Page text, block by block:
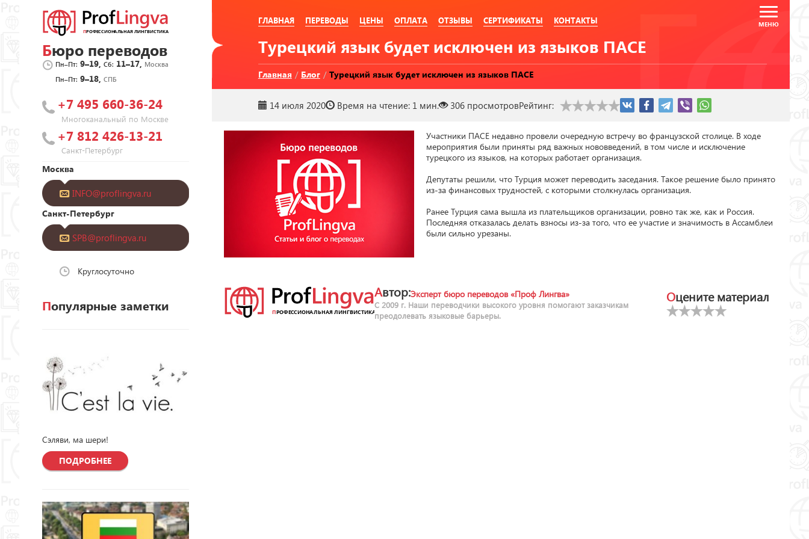
Бюро переводов
Пн–Пт: 9–19,Сб: 11–17, Москва
Пн–Пт: 9–18,СПБ
ГЛАВНАЯ ПЕРЕВОДЫ ЦЕНЫ ОПЛАТА ОТЗЫВЫ СЕРТИФИКАТЫ КОНТАКТЫ
Турецкий язык будет исключен из языков ПАСЕ
Главная / Блог / Турецкий язык будет исключен из языков ПАСЕ
+7 495 660-36-24
Многоканальный по Москве
+7 812 426-13-21
Санкт-Петербург
Москва
INFO@proflingva.ru
Санкт-Петербург
SPB@proflingva.ru
Круглосуточно
Популярные заметки
Сэляви, ма шери!
ПОДРОБНЕЕ
14 июля 2020 Время на чтение: 1 мин. 306 просмотровРейтинг:
Участники ПАСЕ недавно провели очередную встречу во французской столице. В ходе
мероприятия были приняты ряд важных нововведений, в том числе и исключение
турецкого из языков, на которых работает организация.
Депутаты решили, что Турция может переводить заседания. Такое решение было принято
из-за финансовых трудностей, с которыми столкнулась организация.
Ранее Турция сама вышла из плательщиков организации, ровно так же, как и Россия.
Последняя отказалась делать взносы из-за того, что ее участие и значимость в Ассамблеи
были сильно урезаны.
Автор:Эксперт бюро переводов «Проф Лингва»
С 2009 г. Наши переводчики высокого уровня помогают заказчикам
преодолевать языковые барьеры.
Оцените материал